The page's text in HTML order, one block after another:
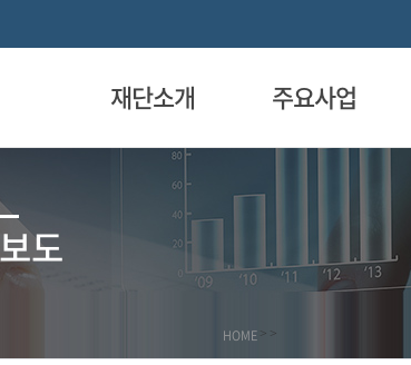
재단소개 주요사업
도
HOME > >